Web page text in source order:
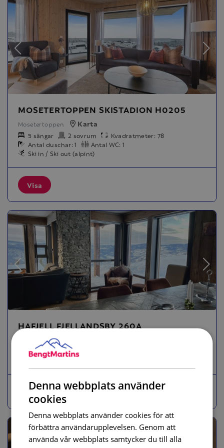
MOSETERTOPPEN SKISTADION H0205
Mosetertoppen Karta
5 sängar 2 sovrum
Kvadratmeter: 78
Antal duschar: 1
Antal WC: 1
Ski in / Ski out (alpint)
Visa
HAFJELL FJELLANDSBY 260A
Hafjell Fjellandsby
6 sängar 4 sovrum
Antal WC: 2
Ski in / Ski out (alpint)
Visa
Denna webbplats använder
cookies
Denna webbplats använder cookies för att
förbättra användarupplevelsen. Genom att
använda vår webbplats samtycker du till alla